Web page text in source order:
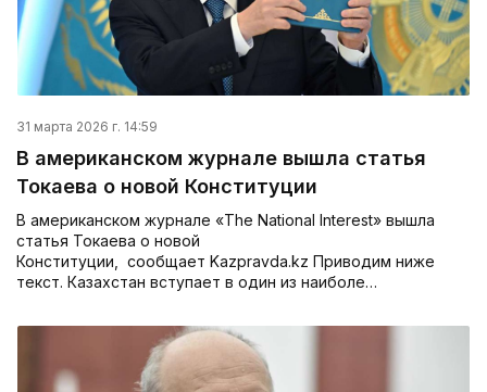
31 марта 2026 г. 14:59
В американском журнале вышла статья
Токаева о новой Конституции
В американском журнале «The National Interest» вышла
статья Токаева о новой
Конституции, сообщает Kazpravda.kz Приводим ниже
текст. Казахстан вступает в один из наиболе…